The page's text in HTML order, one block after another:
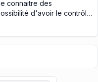
connaitre des
d'avoir le contrôle
votre foyer, au moyen
avec les récepteurs
et que le
vantaux à la main. Une